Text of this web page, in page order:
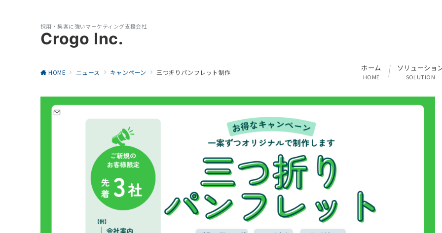
採用・集客に強いマーケティング支援会社
Crogo Inc.
ホーム
HOME
ソリューショ
SOLUTION
HOME ニュース キャンペーン 三つ折りパンフレット制作